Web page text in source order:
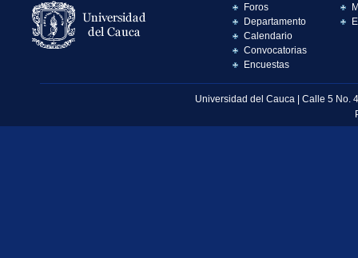
Foros
Departamento
Calendario
Convocatorias
Encuestas
Universidad del Cauca | Calle 5 No.